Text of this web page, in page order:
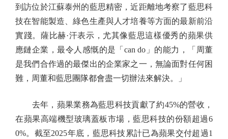
到訪位於江蘇泰州的藍思精密，近距離地考察了藍思科
技在智能製造、綠色生產與人才培養等方面的最新前沿
實踐。薩比赫·汗表示，尤其像藍思這樣優秀的蘋果供
應鏈企業，最令人感慨的是「can do」的能力，「周董
是我們合作過的最傑出的企業家之一，無論面對任何困
難，周董和藍思團隊都會盡一切辦法來解決。」
去年，蘋果業務為藍思科技貢獻了約45%的營收，
在蘋果高端機型玻璃蓋板市場，藍思科技的份額超過6
0%。截至2025年底，藍思科技累計已為蘋果交付超過1